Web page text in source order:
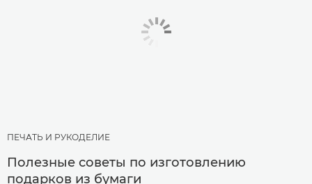
ПЕЧАТЬ И РУКОДЕЛИЕ
Полезные советы по изготовлению
подарков из бумаги